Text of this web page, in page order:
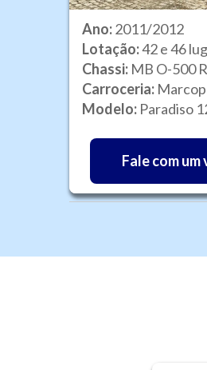
Ano:2011/2012
Lotação:42 e 46
Chassi: MB O-500
Carroceria:
Modelo: Paradiso
Fale com